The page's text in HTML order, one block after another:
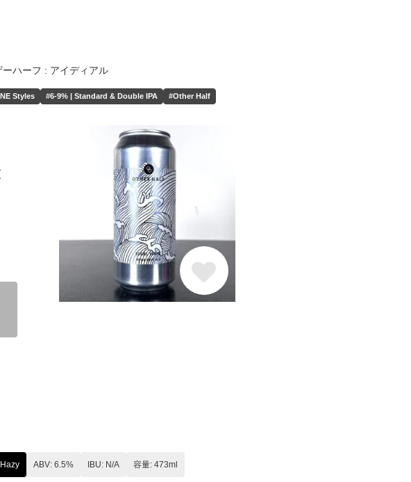
ーハーフ : アイディアル
Styles #6-9% | Standard & Double IPA #Other Half
ABV: 6.5% IBU: N/A 容量: 473ml